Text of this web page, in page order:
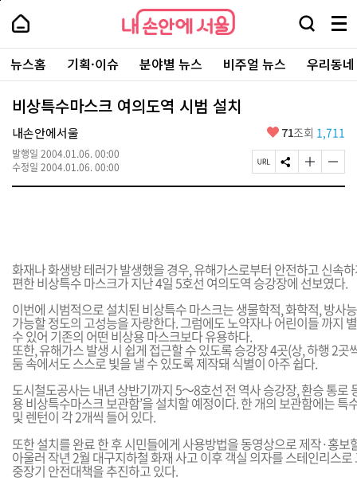
본
로
가
내
손
안
에
서
울
-
서
울
시
대
표
소
내
손
에
울
검
창
열
기
메
뉴
전
체
보
주
요
서
뉴스홈 기획·이슈 분야별 뉴스 비주얼 뉴스 우리동
비상특수마스크 여의도역 시범 설치
내손안에서울
발행일 2004.01.06. 00:00
수정일 2004.01.06. 00:00
좋
요
71조회 1,711
페
이
사
S
N
글
자
경
하
기
글
자
경
하
기
화재나 화생방 테러가 발생했을 경우, 유해가스로부터 안전하고 신속
편한 비상특수 마스크가 지난 4일 5호선 여의도역 승강장에 선보였다.
이번에 시범적으로 설치된 비상특수 마스크는 생물학적, 화학적, 방사
가능할 정도의 고성능을 자랑한다. 그럼에도 노약자나 어린이들 까지
수 있어 기존의 어떤 비상용 마스크보다 유용하다.
또한, 유해가스 발생 시 쉽게 접근할 수 있도록 승강장 4곳(상, 하행 2곳
둠 속에서도 스스로 빛을 낼 수 있도록 제작돼 식별이 아주 쉽다.
도시철도공사는 내년 상반기까지 5～8호선 전 역사 승강장, 환승 통로
용 비상특수마스크 보관함’을 설치할 예정이다. 한 개의 보관함에는 특
및 렌턴이 각 2개씩 들어 있다.
또한 설치를 완료 한 후 시민들에게 사용방법을 동영상으로 제작·홍보
아울러 작년 2월 대구지하철 화재 사고 이후 객실 의자를 스테인리스
중장기 안전대책을 추진하고 있다.
페
상
단
로